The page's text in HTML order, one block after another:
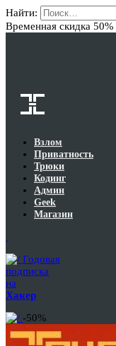
Найти:
Временная скидка 50%
Взлом
Приватность
Трюки
Кодинг
Админ
Geek
Магазин
Годовая
подписка
на
Хакер
-50%